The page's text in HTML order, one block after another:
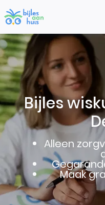
Bijles
Alleen
Maak